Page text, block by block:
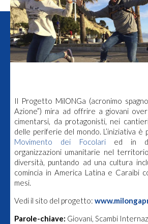
Il Progetto MilONGa (acronimo
Azione”) mira ad offrire a giovani
cimentarsi, da protagonisti, nei
delle periferie del mondo. L’iniziativa è
Movimento dei Focolaried in
organizzazioni umanitarie nel
diversità, puntando ad una cultura
comincia in America Latina e Caraibi
mesi.
Vedi il sito del progetto:
Parole-chiave: Giovani, Scambi